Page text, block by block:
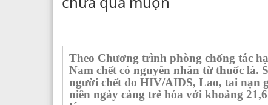
Theo Chương trình phòng chống tác
Nam chết có nguyên nhân từ thuốc lá.
người chết do HIV/AIDS, Lao, tai nạn
niên ngày càng trẻ hóa với khoảng